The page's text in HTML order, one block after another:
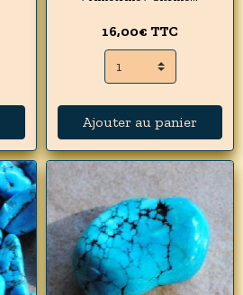
16,00€ TTC
Ajouter au panier